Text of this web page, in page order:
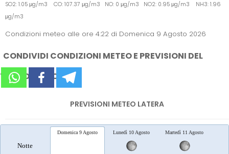
SO2: 1.05 μg/m3 CO: 107.37 μg/m3 NO: 0 μg/m3 NO2: 0.95 μg/m3 NH3: 1.96
μg/m3
Condizioni meteo alle ore 4:22 di Domenica 9 Agosto 2026
CONDIVIDI CONDIZIONI METEO E PREVISIONI DEL
TEMPO SUI SOCIAL
PREVISIONI METEO LATERA
Notte
Domenica 9 Agosto Lunedì 10 Agosto Martedì 11 Agosto